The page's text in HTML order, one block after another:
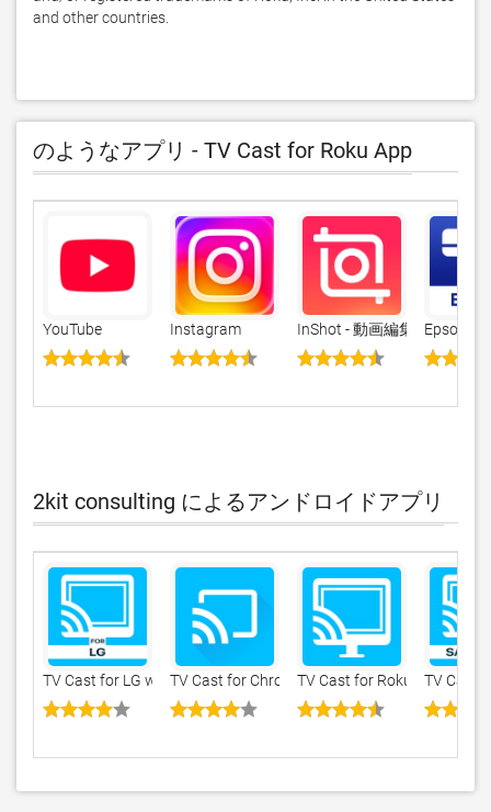
and other countries.
のようなアプリ - TV Cast for Roku App
YouTube Instagram InShot - 動画編集＆写真加
Epson
2kit consulting によるアンドロイドアプリ
TV Cast for LG webOSTV Cast for Chromecast ‣TV Cast for Roku AppTV Cast